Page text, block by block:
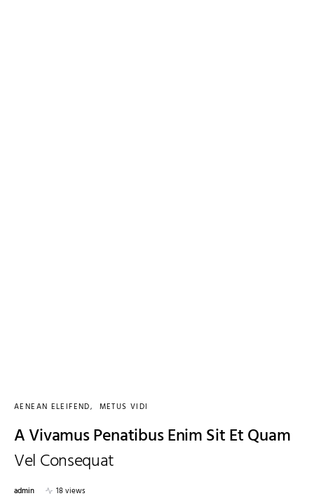
AENEAN ELEIFEND METUS VIDI
A Vivamus Penatibus Enim Sit Et Quam
Vel Consequat
admin
18 views